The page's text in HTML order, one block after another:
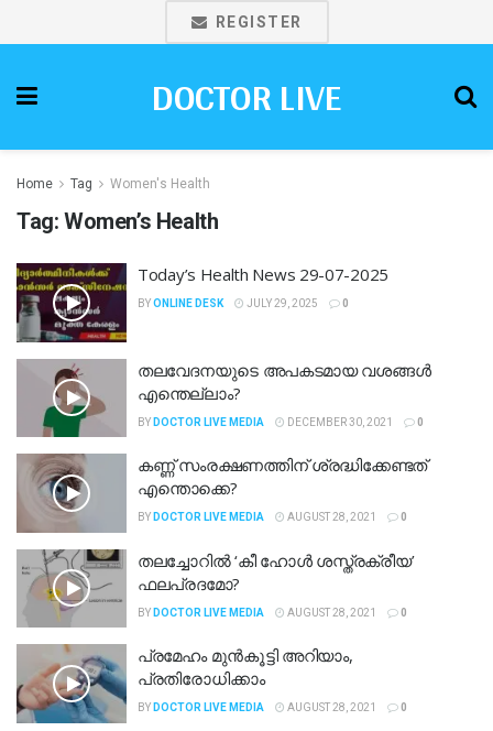
REGISTER
DOCTOR LIVE
Home Tag Women's Health
Tag: Women’s Health
Today’s Health News 29-07-2025
BYONLINE DESK JULY 29, 2025 0
തലവേദനയുടെ അപകടമായ വശങ്ങള്‍
എന്തെല്ലാം?
BY DOCTOR LIVE MEDIA DECEMBER 30, 2021 0
കണ്ണ് സംരക്ഷണത്തിന് ശ്രദ്ധിക്കേണ്ടത്
എന്തൊക്കെ?
BY DOCTOR LIVE MEDIA AUGUST 28, 2021 0
തലച്ചോറില്‍ ‘കീ ഹോള്‍ ശസ്ത്രക്രീയ’
ഫലപ്രദമോ?
BY DOCTOR LIVE MEDIA AUGUST 28, 2021 0
പ്രമേഹം മുന്‍കൂട്ടി അറിയാം,
പ്രതിരോധിക്കാം
BY DOCTOR LIVE MEDIA AUGUST 28, 2021 0